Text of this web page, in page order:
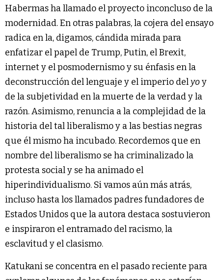
Habermas ha llamado el proyecto inconcluso de la
modernidad. En otras palabras, la cojera del ensayo
radica en la, digamos, cándida mirada para
enfatizar el papel de Trump, Putin, el Brexit,
internet y el posmodernismo y su énfasis en la
deconstrucción del lenguaje y el imperio delyoy
de la subjetividad en la muerte de la verdad y la
razón. Asimismo, renuncia a la complejidad de la
historia del tal liberalismo y a las bestias negras
que él mismo ha incubado. Recordemos que en
nombre del liberalismo se ha criminalizado la
protesta social y se ha animado el
hiperindividualismo. Si vamos aún más atrás,
incluso hasta los llamados padres fundadores de
Estados Unidos que la autora destaca sostuvieron
e inspiraron el entramado del racismo, la
esclavitud y el clasismo.
Katukani se concentra en el pasado reciente para